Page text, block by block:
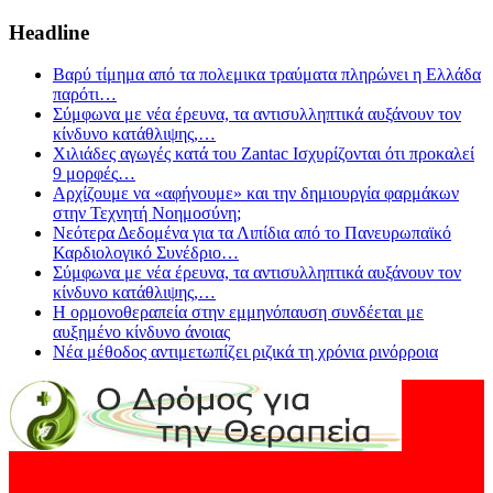
Headline
Βαρύ τίμημα από τα πολεμικα τραύματα πληρώνει η Ελλάδα
παρότι…
Σύμφωνα με νέα έρευνα, τα αντισυλληπτικά αυξάνουν τον
κίνδυνο κατάθλιψης,…
Χιλιάδες αγωγές κατά του Zantac Ισχυρίζονται ότι προκαλεί
9 μορφές…
Αρχίζουμε να «αφήνουμε» και την δημιουργία φαρμάκων
στην Τεχνητή Νοημοσύνη;
Νεότερα Δεδομένα για τα Λιπίδια από το Πανευρωπαϊκό
Καρδιολογικό Συνέδριο…
Σύμφωνα με νέα έρευνα, τα αντισυλληπτικά αυξάνουν τον
κίνδυνο κατάθλιψης,…
Η ορμονοθεραπεία στην εμμηνόπαυση συνδέεται με
αυξημένο κίνδυνο άνοιας
Νέα μέθοδος αντιμετωπίζει ριζικά τη χρόνια ρινόρροια